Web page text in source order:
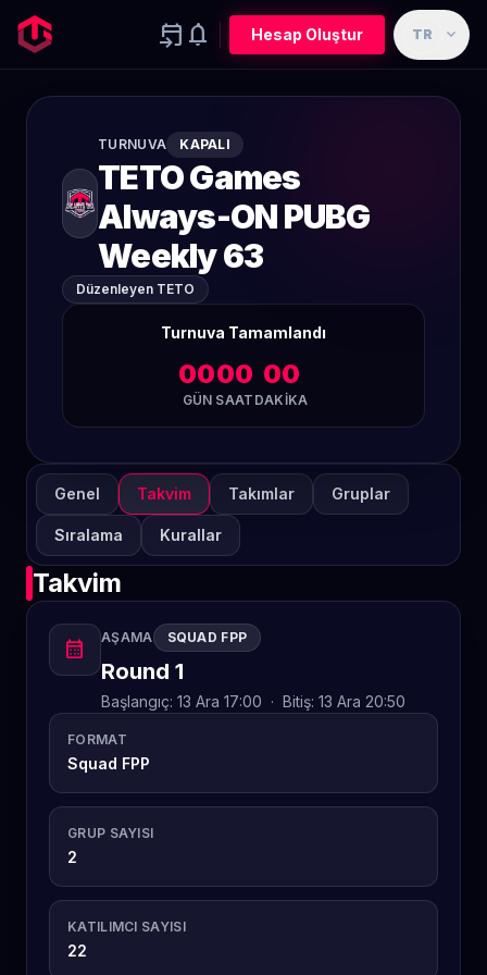
event_upcoming notifications Hesap Oluştur TR expand_more
TURNUVA KAPALI
TETO Games
Always-ON PUBG
Weekly 63
Düzenleyen TETO
Turnuva Tamamlandı
00
GÜN
00
SAAT
00
DAKIKA
Genel Takvim Takımlar Gruplar
Sıralama Kurallar
Takvim
calendar_month AŞAMA SQUAD FPP
Round 1
Başlangıç: 13 Ara 17:00 · Bitiş: 13 Ara 20:50
FORMAT
Squad FPP
GRUP SAYISI
2
KATILIMCI SAYISI
22